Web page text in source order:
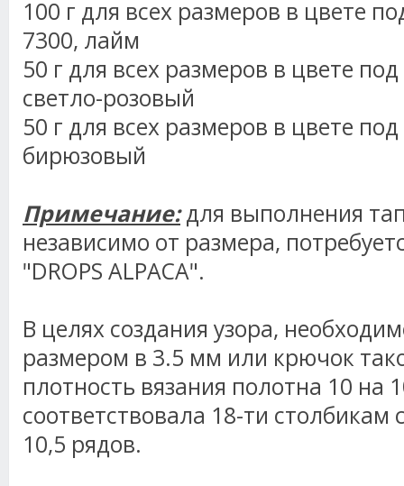
100 г для всех размеров в цвете
7300, лайм
50 г для всех размеров в цвете
светло-розовый
50 г для всех размеров в цвете
бирюзовый
Примечание:для выполнения
независимо от размера,
"DROPS ALPACA".
В целях создания узора,
размером в 3.5 мм или крючок
плотность вязания полотна 10 на
соответствовала 18-ти столбикам
10,5 рядов.